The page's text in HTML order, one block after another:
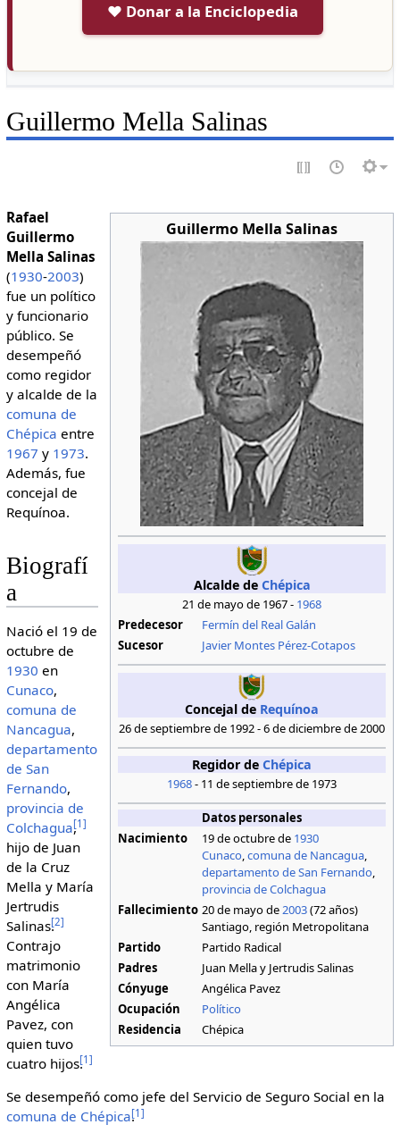
❤️ Donar a la Enciclopedia
Guillermo Mella Salinas
Guillermo Mella Salinas
Alcalde de Chépica
21 de mayo de 1967 - 1968
Predecesor
Fermín del Real Galán
Sucesor
Javier Montes Pérez-Cotapos
Concejal de Requínoa
26 de septiembre de 1992 - 6 de diciembre de 2000
Regidor deChépica
1968- 11 de septiembre de 1973
Datos personales
Nacimiento
19 de octubre de 1930
Cunaco,comuna de Nancagua,
departamento de San Fernando,
provincia de Colchagua
Fallecimiento 20 de mayo de2003(72 años)
Santiago, región Metropolitana
Partido
Partido Radical
Padres
Juan Mella y Jertrudis Salinas
Cónyuge
Angélica Pavez
Ocupación
Político
Residencia
Chépica
Rafael
Guillermo
Mella Salinas
(1930-2003)
fue un político
y funcionario
público. Se
desempeñó
como regidor
y alcalde de la
comuna de
Chépica entre
1967 y 1973.
Además, fue
concejal de
Requínoa.
Biografí
a
Nació el 19 de
octubre de
1930 en
Cunaco,
comuna de
Nancagua,
departamento
de San
Fernando,
provincia de
Colchagua,[1 ]
hijo de Juan
de la Cruz
Mella y María
Jertrudis
Salinas.
[2]
Contrajo
matrimonio
con María
Angélica
Pavez, con
quien tuvo
cuatro hijos.
[1 ]
Se desempeñó como jefe del Servicio de Seguro Social en la
comuna de Chépica.[1 ]